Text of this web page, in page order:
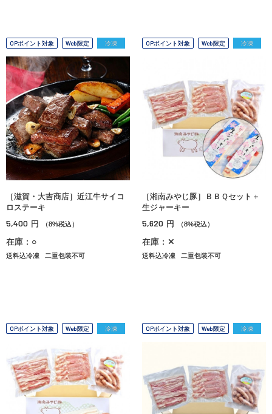
OPポイント対象 Web限定 冷凍
［滋賀・大吉商店］近江牛サイコ
ロステーキ
5,400 円 （8%税込）
在庫：○
送料込冷凍 二重包装不可
OPポイント対象 Web限定 冷凍
［湘南みやじ豚］ＢＢＱセット＋
生ジャーキー
5,620 円 （8%税込）
在庫：✕
送料込冷凍 二重包装不可
OPポイント対象 Web限定 冷凍 OPポイント対象 Web限定 冷凍